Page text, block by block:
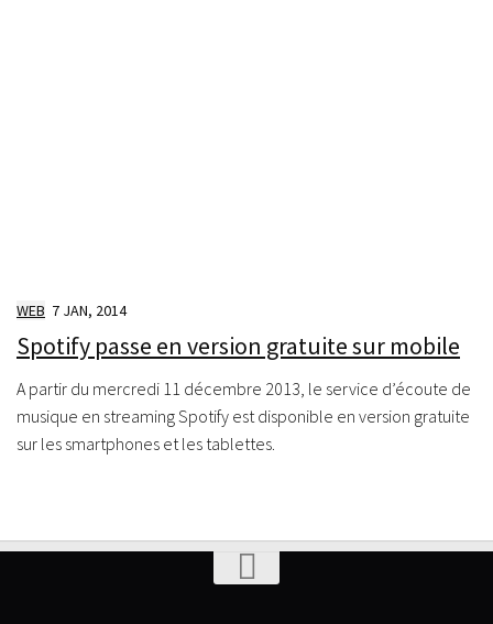
WEB 7 JAN, 2014
Spotify passe en version gratuite sur mobile
A partir du mercredi 11 décembre 2013, le service d’écoute de
musique en streaming Spotify est disponible en version gratuite
sur les smartphones et les tablettes.